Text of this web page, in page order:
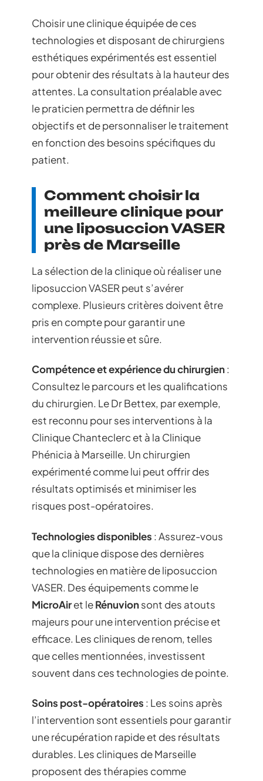
Choisir une clinique équipée de ces
technologies et disposant de chirurgiens
esthétiques expérimentés est essentiel
pour obtenir des résultats à la hauteur des
attentes. La consultation préalable avec
le praticien permettra de définir les
objectifs et de personnaliser le traitement
en fonction des besoins spécifiques du
patient.
Comment choisir la
meilleure clinique pour
une liposuccion VASER
près de Marseille
La sélection de la clinique où réaliser une
liposuccion VASER peut s’avérer
complexe. Plusieurs critères doivent être
pris en compte pour garantir une
intervention réussie et sûre.
Compétence et expérience du chirurgien:
Consultez le parcours et les qualifications
du chirurgien. Le Dr Bettex, par exemple,
est reconnu pour ses interventions à la
Clinique Chanteclerc et à la Clinique
Phénicia à Marseille. Un chirurgien
expérimenté comme lui peut offrir des
résultats optimisés et minimiser les
risques post-opératoires.
Technologies disponibles : Assurez-vous
que la clinique dispose des dernières
technologies en matière de liposuccion
VASER. Des équipements comme le
MicroAiret leRénuvionsont des atouts
majeurs pour une intervention précise et
efficace. Les cliniques de renom, telles
que celles mentionnées, investissent
souvent dans ces technologies de pointe.
Soins post-opératoires : Les soins après
l’intervention sont essentiels pour garantir
une récupération rapide et des résultats
durables. Les cliniques de Marseille
proposent des thérapies comme